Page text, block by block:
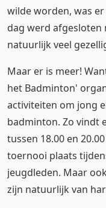
wilde worden, was
dag werd afgesloten
natuurlijk veel
Maar er is meer!
het Badminton'
activiteiten om jong
badminton. Zo vindt
tussen 18.00 en
toernooi plaats
jeugdleden. Maar
zijn natuurlijk van